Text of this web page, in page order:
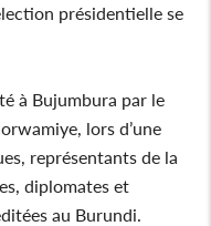
présidentielle se
à Bujumbura par le
lors d’une
représentants de la
diplomates et
au Burundi.